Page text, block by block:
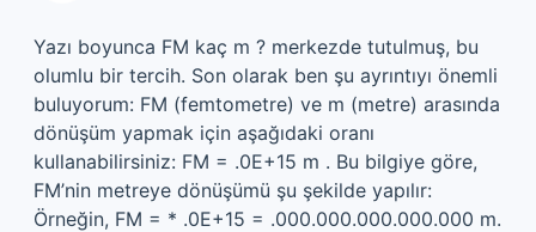
Yazı boyunca FM kaç m ? merkezde tutulmuş, bu
olumlu bir tercih. Son olarak ben şu ayrıntıyı önemli
buluyorum: FM (femtometre) ve m (metre) arasında
dönüşüm yapmak için aşağıdaki oranı
kullanabilirsiniz: FM = .0E+15 m . Bu bilgiye göre,
FM’nin metreye dönüşümü şu şekilde yapılır:
Örneğin, FM = * .0E+15 = .000.000.000.000.000 m.